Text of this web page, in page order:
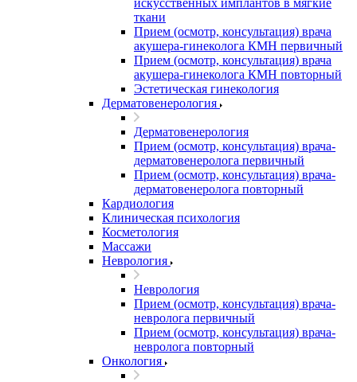
искусственных имплантов в мягкие
ткани
Прием (осмотр, консультация) врача
акушера-гинеколога КМН первичный
Прием (осмотр, консультация) врача
акушера-гинеколога КМН повторный
Эстетическая гинекология
Дерматовенерология
Дерматовенерология
Прием (осмотр, консультация) врача-
дерматовенеролога первичный
Прием (осмотр, консультация) врача-
дерматовенеролога повторный
Кардиология
Клиническая психология
Косметология
Массажи
Неврология
Неврология
Прием (осмотр, консультация) врача-
невролога первичный
Прием (осмотр, консультация) врача-
невролога повторный
Онкология